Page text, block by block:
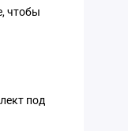
чтобы
под